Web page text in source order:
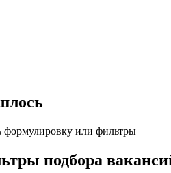
формулировку или фильтры
подбора